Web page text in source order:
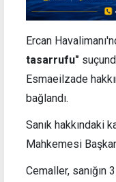
Ercan
tasarrufu"
Esmaeilzade
bağlandı.
Sanık hakkındaki
Mahkemesi
Cemaller, sanığın